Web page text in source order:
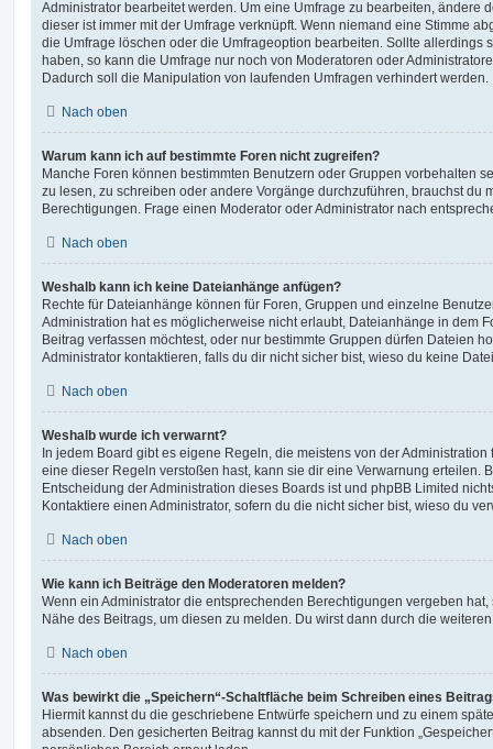
Administrator bearbeitet werden. Um eine Umfrage zu bearbeiten, ändere
dieser ist immer mit der Umfrage verknüpft. Wenn niemand eine Stimme
die Umfrage löschen oder die Umfrageoption bearbeiten. Sollte allerdings
haben, so kann die Umfrage nur noch von Moderatoren oder
Dadurch soll die Manipulation von laufenden Umfragen verhindert werden.
Nach oben
Warum kann ich auf bestimmte Foren nicht zugreifen?
Manche Foren können bestimmten Benutzern oder Gruppen vorbehalten
zu lesen, zu schreiben oder andere Vorgänge durchzuführen, brauchst du
Berechtigungen. Frage einen Moderator oder Administrator nach
Nach oben
Weshalb kann ich keine Dateianhänge anfügen?
Rechte für Dateianhänge können für Foren, Gruppen und einzelne
Administration hat es möglicherweise nicht erlaubt, Dateianhänge in dem
Beitrag verfassen möchtest, oder nur bestimmte Gruppen dürfen Dateien
Administrator kontaktieren, falls du dir nicht sicher bist, wieso du keine
Nach oben
Weshalb wurde ich verwarnt?
In jedem Board gibt es eigene Regeln, die meistens von der
eine dieser Regeln verstoßen hast, kann sie dir eine Verwarnung erteilen.
Entscheidung der Administration dieses Boards ist und phpBB Limited
Kontaktiere einen Administrator, sofern du die nicht sicher bist, wieso du
Nach oben
Wie kann ich Beiträge den Moderatoren melden?
Wenn ein Administrator die entsprechenden Berechtigungen vergeben
Nähe des Beitrags, um diesen zu melden. Du wirst dann durch die
Nach oben
Was bewirkt die „Speichern“-Schaltfläche beim Schreiben eines
Hiermit kannst du die geschriebene Entwürfe speichern und zu einem
absenden. Den gesicherten Beitrag kannst du mit der Funktion